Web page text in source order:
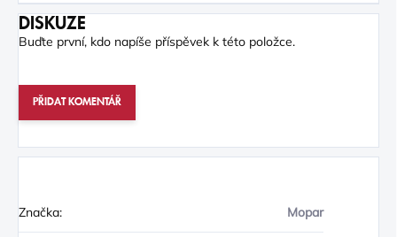
DISKUZE
Buďte první, kdo napíše příspěvek k této položce.
PŘIDAT KOMENTÁŘ
Značka: Mopar